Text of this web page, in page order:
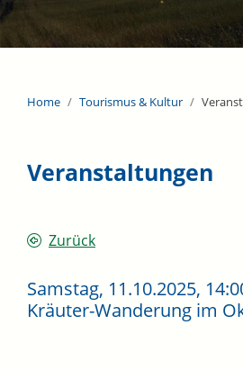
Home Tourismus & Kultur
Veranstaltungen
Zurück
Samstag, 11.10.2025
,
Kräuter-Wanderung im